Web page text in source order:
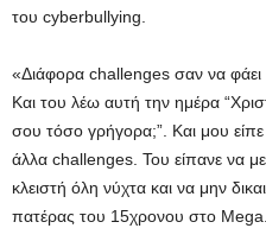
του cyberbullying.
«Διάφορα challenges σαν να φάει
Και του λέω αυτή την ημέρα
σου τόσο γρήγορα;”. Και μου
άλλα challenges. Του είπανε να
κλειστή όλη νύχτα και να μην
πατέρας του 15χρονου στο Mega.